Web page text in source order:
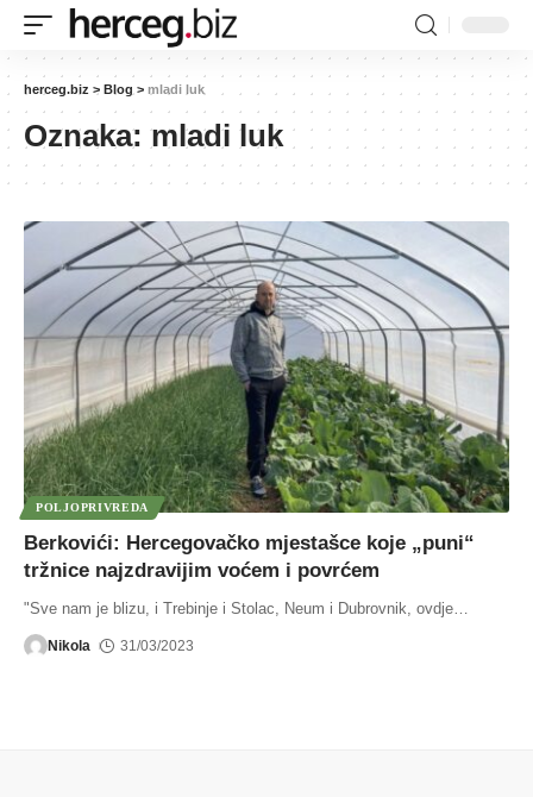
herceg.biz > Blog > mladi luk
Oznaka:mladi luk
POLJOPRIVREDA
Berkovići: Hercegovačko mjestašce koje „puni“
tržnice najzdravijim voćem i povrćem
"Sve nam je blizu, i Trebinje i Stolac, Neum i Dubrovnik, ovdje
Nikola 31/03/2023